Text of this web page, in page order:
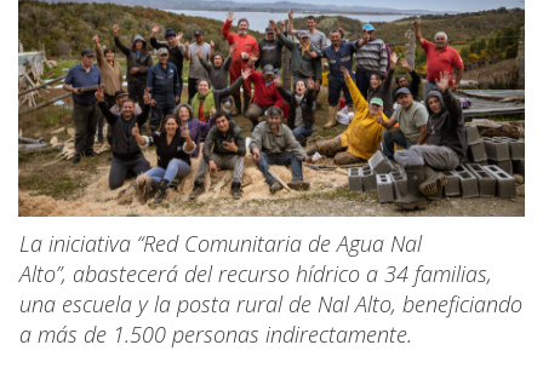
La iniciativa “Red Comunitaria de Agua Nal
Alto”, abastecerá del recurso hídrico a 34 familias,
una escuela y la posta rural de Nal Alto, beneficiando
a más de 1.500 personas indirectamente.